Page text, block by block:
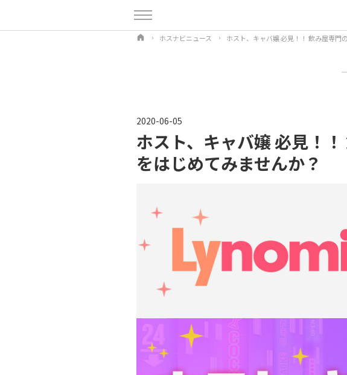
ホスナビニュース ホスト、キャバ嬢 必見！！ 飲み屋専門
2020-06-05
ホスト、キャバ嬢 必見！
をはじめてみませんか？